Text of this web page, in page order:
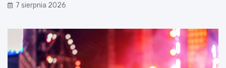
7 sierpnia 2026